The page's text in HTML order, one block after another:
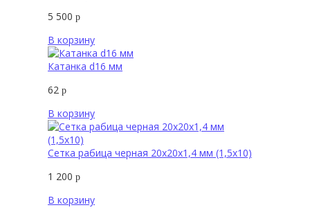
5 500 р
В корзину
Катанка d16 мм
62 р
В корзину
Сетка рабица черная 20х20х1,4 мм (1,5х10)
1 200 р
В корзину